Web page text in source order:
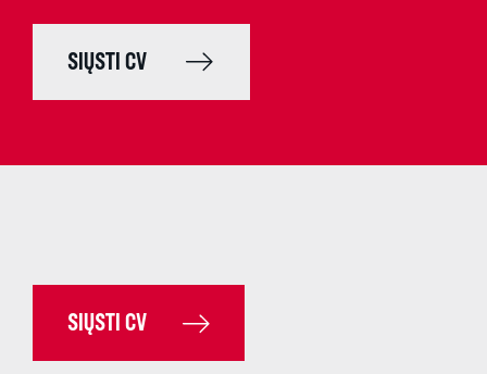
SIŲSTI CV
SIŲSTI CV